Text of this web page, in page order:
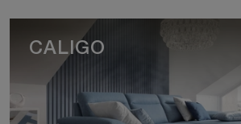
CALIGO